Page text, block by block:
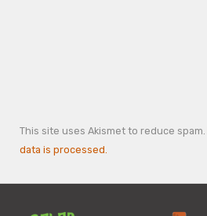
This site uses Akismet to reduce spam.
data is processed.